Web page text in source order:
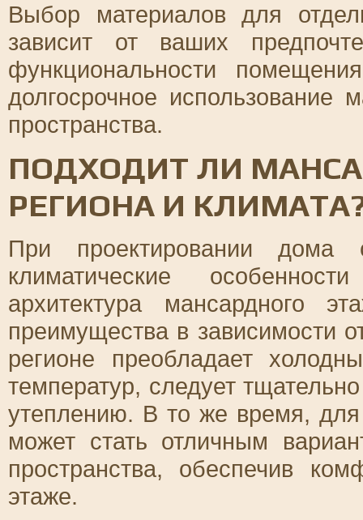
Выбор материалов для
зависит от ваших
функциональности
долгосрочное использование
пространства.
ПОДХОДИТ ЛИ
РЕГИОНА И
При проектировании дома
климатические
архитектура мансардного
преимущества в зависимости
регионе преобладает
температур, следует
утеплению. В то же время,
может стать отличным
пространства, обеспечив
этаже.